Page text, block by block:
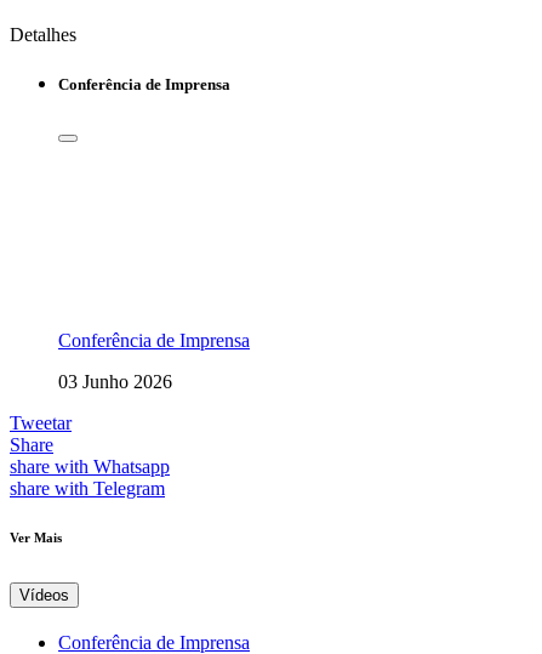
Detalhes
Conferência de Imprensa
Conferência de Imprensa
03 Junho 2026
Tweetar
Share
share with Whatsapp
share with Telegram
Ver Mais
Vídeos
Conferência de Imprensa